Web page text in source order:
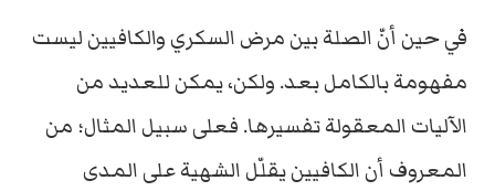
في حين أنّ الصلة بين مرض السكري والكافيين ليست
مفهومة بالكامل بعد. ولكن، يمكن للعديد من
الآليات المعقولة تفسيرها. فعلى سبيل المثال؛ من
المعروف أن الكافيين يقلّل الشهية على المدى